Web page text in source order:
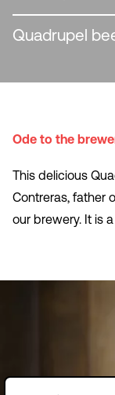
Quadrupel
Ode to the
This delicious
Contreras, father
our brewery. It is